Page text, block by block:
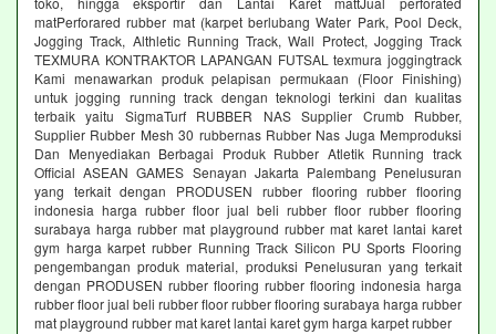
matPerforared rubber mat (karpet berlubang Water Park, Pool Deck,
Jogging Track, Althletic Running Track, Wall Protect, Jogging Track
TEXMURA KONTRAKTOR LAPANGAN FUTSAL texmura joggingtrack
Kami menawarkan produk pelapisan permukaan (Floor Finishing)
untuk jogging running track dengan teknologi terkini dan kualitas
terbaik yaitu SigmaTurf RUBBER NAS Supplier Crumb Rubber,
Supplier Rubber Mesh 30 rubbernas Rubber Nas Juga Memproduksi
Dan Menyediakan Berbagai Produk Rubber Atletik Running track
Official ASEAN GAMES Senayan Jakarta Palembang Penelusuran
yang terkait dengan PRODUSEN rubber flooring rubber flooring
indonesia harga rubber floor jual beli rubber floor rubber flooring
surabaya harga rubber mat playground rubber mat karet lantai karet
gym harga karpet rubber Running Track Silicon PU Sports Flooring
pengembangan produk material, produksi Penelusuran yang terkait
dengan PRODUSEN rubber flooring rubber flooring indonesia harga
rubber floor jual beli rubber floor rubber flooring surabaya harga rubber
mat playground rubber mat karet lantai karet gym harga karpet rubber